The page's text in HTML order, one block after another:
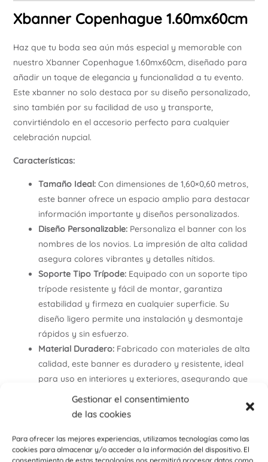
Gestionar el consentimiento
de las cookies
Para ofrecer las mejores experiencias, utilizamos tecnologías como las
cookies para almacenar y/o acceder a la información del dispositivo. El
consentimiento de estas tecnologías nos permitirá procesar datos como
Xbanner Copenhague 1.60mx60cm
Haz que tu boda sea aún más especial y memorable con
nuestro Xbanner Copenhague 1.60mx60cm, diseñado para
añadir un toque de elegancia y funcionalidad a tu evento.
Este xbanner no solo destaca por su diseño personalizado,
sino también por su facilidad de uso y transporte,
convirtiéndolo en el accesorio perfecto para cualquier
celebración nupcial.
Características:
Tamaño Ideal:Con dimensiones de 1,60×0,60 metros,
este banner ofrece un espacio amplio para destacar
información importante y diseños personalizados.
Diseño Personalizable:Personaliza el banner con los
nombres de los novios. La impresión de alta calidad
asegura colores vibrantes y detalles nítidos.
Soporte Tipo Trípode:Equipado con un soporte tipo
trípode resistente y fácil de montar, garantiza
estabilidad y firmeza en cualquier superficie. Su
diseño ligero permite una instalación y desmontaje
rápidos y sin esfuerzo.
Material Duradero:Fabricado con materiales de alta
calidad, este banner es duradero y resistente, ideal
para uso en interiores y exteriores, asegurando que
se mantenga en perfecto estado durante todo el
bolsa de transporte que facilita el almacenamiento y
el traslado del banner. Perfecto para llevar de un